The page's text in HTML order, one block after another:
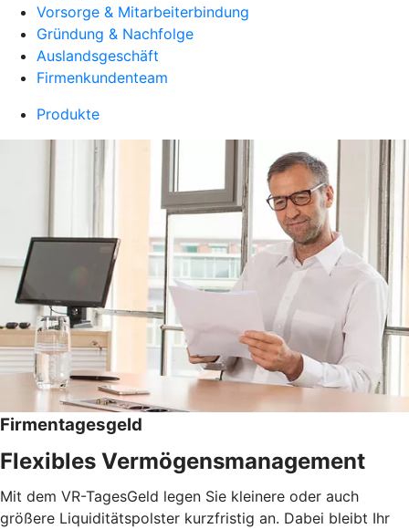
Vorsorge & Mitarbeiterbindung
Gründung & Nachfolge
Auslandsgeschäft
Firmenkundenteam
Produkte
Firmentagesgeld
Flexibles Vermögensmanagement
Mit dem VR-TagesGeld legen Sie kleinere oder auch
größere Liquiditätspolster kurzfristig an. Dabei bleibt Ihr